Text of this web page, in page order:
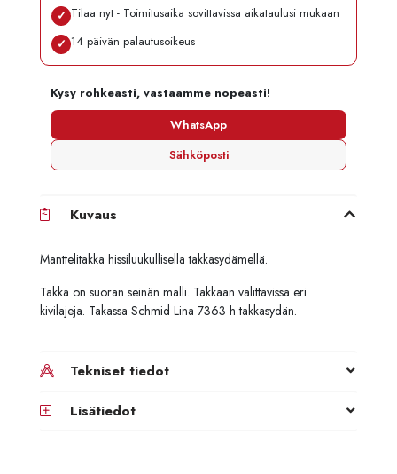
✓ Tilaa nyt - Toimitusaika sovittavissa aikataulusi mukaan
✓ 14 päivän palautusoikeus
Kysy rohkeasti, vastaamme nopeasti!
WhatsApp
Sähköposti
Kuvaus
Manttelitakka hissiluukullisella takkasydämellä.
Takka on suoran seinän malli. Takkaan valittavissa eri
kivilajeja. Takassa Schmid Lina 7363 h takkasydän.
Tekniset tiedot
Lisätiedot